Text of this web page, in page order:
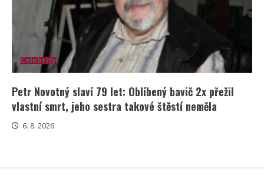
Celebrity
Petr Novotný slaví 79 let: Oblíbený bavič 2x přežil
vlastní smrt, jeho sestra takové štěstí neměla
6. 8. 2026